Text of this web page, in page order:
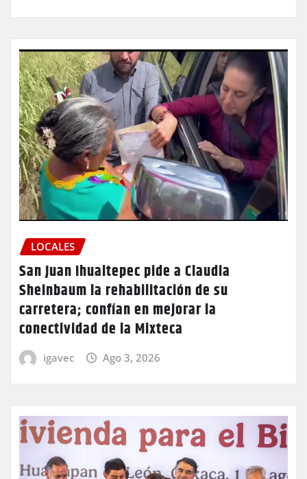
LOCALES
San Juan Ihualtepec pide a Claudia
Sheinbaum la rehabilitación de su
carretera; confían en mejorar la
conectividad de la Mixteca
igavec Ago 3, 2026